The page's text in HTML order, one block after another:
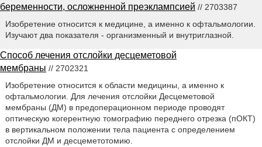
беременности, осложненной преэклампсией // 2703387
Изобретение относится к медицине, а именно к офтальмологии.
Изучают два показателя - организменный и внутриглазной.
Способ лечения отслойки десцеметовой
мембраны // 2702321
Изобретение относится к области медицины, а именно к
офтальмологии. Для лечения отслойки Десцеметовой
мембраны (ДМ) в предоперационном периоде проводят
оптическую когерентную томографию переднего отрезка (пОКТ)
в вертикальном положении тела пациента с определением
отслойки ДМ и десцеметотомию.